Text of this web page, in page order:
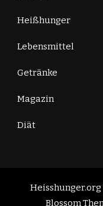
Heißhunger
Lebensmittel
Getränke
Magazin
Diät
Heisshunger.org
Blossom